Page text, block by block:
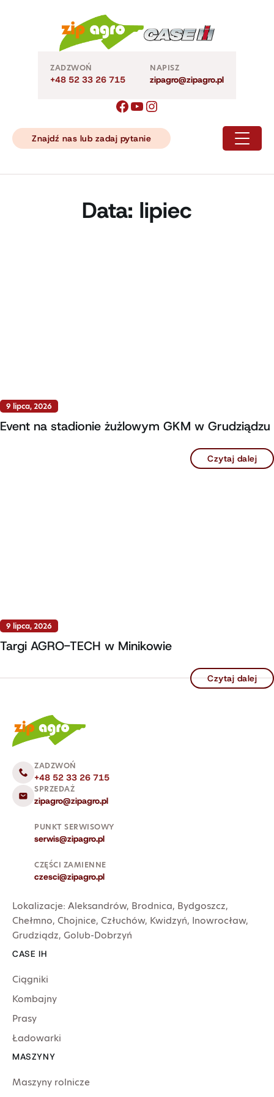
ZADZWOŃ
+48 52 33 26 715
NAPISZ
zipagro@zipagro.pl
Znajdź nas lub zadaj pytanie
Data: lipiec
9 lipca, 2026
Event na stadionie żużlowym GKM w Grudziądzu
Czytaj dalej
9 lipca, 2026
Targi AGRO-TECH w Minikowie
Czytaj dalej
ZADZWOŃ
+48 52 33 26 715
SPRZEDAŻ
zipagro@zipagro.pl
PUNKT SERWISOWY
serwis@zipagro.pl
CZĘŚCI ZAMIENNE
czesci@zipagro.pl
Lokalizacje: Aleksandrów, Brodnica, Bydgoszcz,
Chełmno, Chojnice, Człuchów, Kwidzyń, Inowrocław,
Grudziądz, Golub-Dobrzyń
CASE IH
Ciągniki
Kombajny
Prasy
Ładowarki
MASZYNY
Maszyny rolnicze